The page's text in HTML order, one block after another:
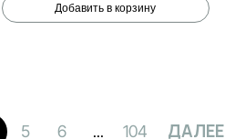
Добавить в корзину
5 6 ... 104 ДАЛЕЕ